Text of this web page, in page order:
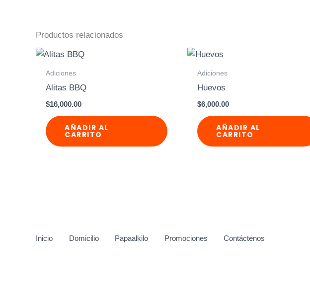
Productos relacionados
Adiciones
Alitas BBQ
$16,000.00
AÑADIR AL
CARRITO
Adiciones
Huevos
$6,000.00
AÑADIR AL
CARRITO
Inicio Domicilio Papaalkilo Promociones Contáctenos